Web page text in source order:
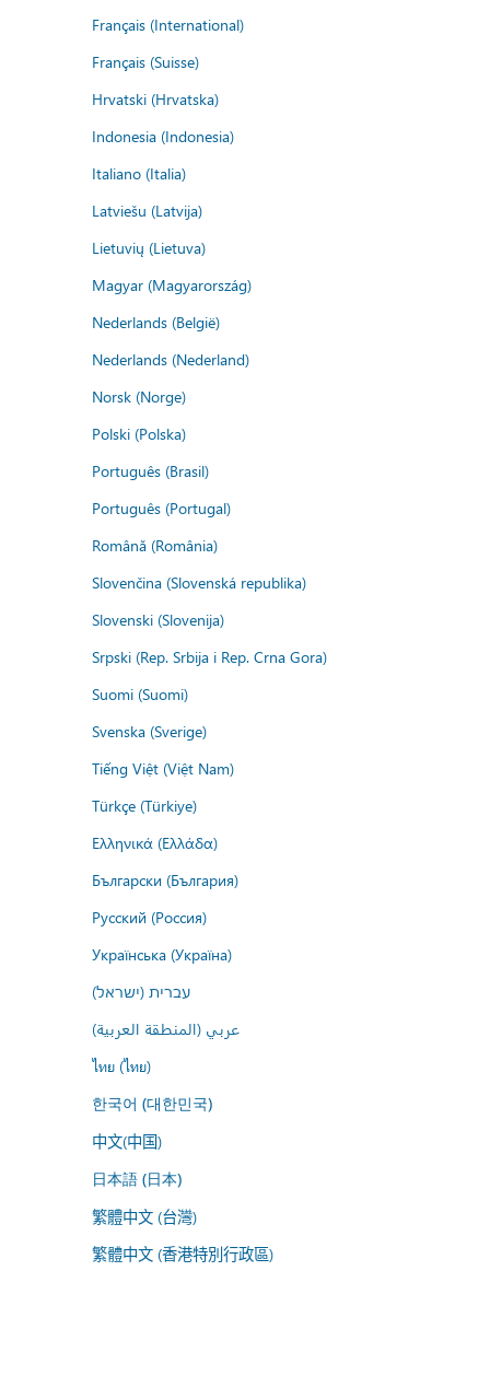
Français (International)
Français (Suisse)
Hrvatski (Hrvatska)
Indonesia (Indonesia)
Italiano (Italia)
Latviešu (Latvija)
Lietuvių (Lietuva)
Magyar (Magyarország)
Nederlands (België)
Nederlands (Nederland)
Norsk (Norge)
Polski (Polska)
Português (Brasil)
Português (Portugal)
Română (România)
Slovenčina (Slovenská republika)
Slovenski (Slovenija)
Srpski (Rep. Srbija i Rep. Crna Gora)
Suomi (Suomi)
Svenska (Sverige)
Tiếng Việt (Việt Nam)
Türkçe (Türkiye)
Ελληνικά (Ελλάδα)
Български (България)
Русский (Россия)
Українська (Україна)
עברית (ישראל)
عربي (المنطقة العربية)
ไทย (ไทย)
한국어 (대한민국)
中文(中国)
日本語 (日本)
繁體中文 (台灣)
繁體中文 (香港特別行政區)